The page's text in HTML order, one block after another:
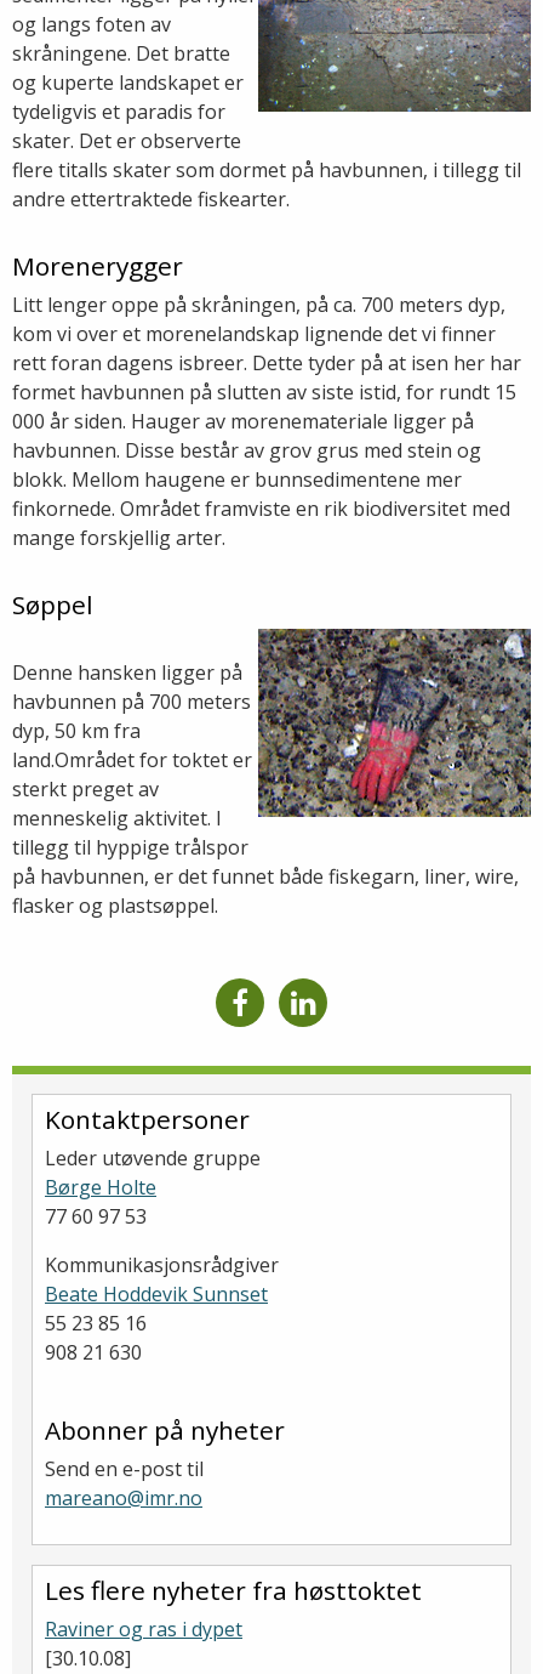
og langs foten av
skråningene. Det bratte
og kuperte landskapet er
tydeligvis et paradis for
skater. Det er observerte
flere titalls skater som dormet på havbunnen, i tillegg til
andre ettertraktede fiskearter.
Morenerygger
Litt lenger oppe på skråningen, på ca. 700 meters dyp,
kom vi over et morenelandskap lignende det vi finner
rett foran dagens isbreer. Dette tyder på at isen her har
formet havbunnen på slutten av siste istid, for rundt 15
000 år siden. Hauger av morenemateriale ligger på
havbunnen. Disse består av grov grus med stein og
blokk. Mellom haugene er bunnsedimentene mer
finkornede. Området framviste en rik biodiversitet med
mange forskjellig arter.
Søppel
Denne hansken ligger på
havbunnen på 700 meters
dyp, 50 km fra
land.Området for toktet er
sterkt preget av
menneskelig aktivitet. I
tillegg til hyppige trålspor
på havbunnen, er det funnet både fiskegarn, liner, wire,
flasker og plastsøppel.
Kontaktpersoner
Leder utøvende gruppe
Børge Holte
77 60 97 53
Kommunikasjonsrådgiver
Beate Hoddevik Sunnset
55 23 85 16
908 21 630
Abonner på nyheter
Send en e-post til
mareano@imr.no
Les flere nyheter fra høsttoktet
Raviner og ras i dypet
[30.10.08]